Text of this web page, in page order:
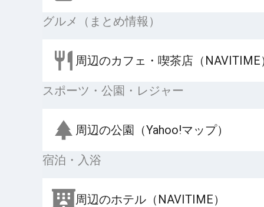
グルメ（まとめ情報）
周辺のカフェ・喫茶店（NAVITIME
スポーツ・公園・レジャー
周辺の公園（Yahoo!マップ）
宿泊・入浴
周辺のホテル（NAVITIME）